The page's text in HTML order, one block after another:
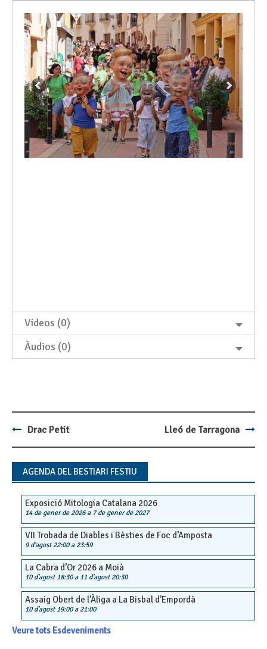
Vídeos (0)
Àudios (0)
Post
navigation
Drac Petit Lleó de Tarragona
AGENDA DEL BESTIARI FESTIU
Exposició Mitologia Catalana 2026
14 de gener de 2026a 7 de gener de 2027
VII Trobada de Diables i Bèsties de Foc d’Amposta
9 d'agost 22:00a 23:59
La Cabra d’Or 2026 a Moià
10 d'agost 18:30a 11 d'agost 20:30
Assaig Obert de l’Àliga a La Bisbal d’Empordà
10 d'agost 19:00a 21:00
Veure tots Esdeveniments